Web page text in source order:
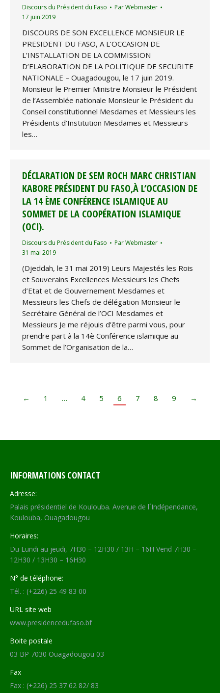
Discours du Président du Faso ParWebmaster
17 juin 2019
DISCOURS DE SON EXCELLENCE MONSIEUR LE
PRESIDENT DU FASO, A L’OCCASION DE
L’INSTALLATION DE LA COMMISSION
D’ELABORATION DE LA POLITIQUE DE SECURITE
NATIONALE – Ouagadougou, le 17 juin 2019.
Monsieur le Premier Ministre Monsieur le Président
de l’Assemblée nationale Monsieur le Président du
Conseil constitutionnel Mesdames et Messieurs les
Présidents d’Institution Mesdames et Messieurs
les…
DÉCLARATION DE SEM ROCH MARC CHRISTIAN
KABORE PRÉSIDENT DU FASO,À L’OCCASION DE
LA 14 ÈME CONFÉRENCE ISLAMIQUE AU
SOMMET DE LA COOPÉRATION ISLAMIQUE
(OCI).
Discours du Président du Faso ParWebmaster
31 mai 2019
(Djeddah, le 31 mai 2019) Leurs Majestés les Rois
et Souverains Excellences Messieurs les Chefs
d’Etat et de Gouvernement Mesdames et
Messieurs les Chefs de délégation Monsieur le
Secrétaire Général de l’OCI Mesdames et
Messieurs Je me réjouis d’être parmi vous, pour
prendre part à la 14è Conférence islamique au
Sommet de l’Organisation de la…
← 1 … 4 5 6 7 8 9 →
INFORMATIONS CONTACT
Adresse:
Palais présidentiel de Koulouba. Avenue de l´Indépendance,
Koulouba, Ouagadougou
Horaires:
Du Lundi au jeudi, 7H30 – 12H30 / 13H – 16H Vend 7H30 –
12H30 / 13H30 – 16H30
N° de téléphone:
Tél. : (+226) 25 49 83 00
URL site web
www.presidencedufaso.bf
Boite postale
03 BP 7030 Ouagadougou 03
Fax
Fax : (+226) 25 37 62 82/ 83